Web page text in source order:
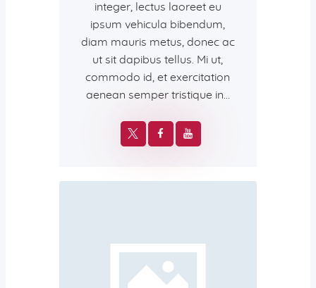
integer, lectus laoreet eu
ipsum vehicula bibendum,
diam mauris metus, donec ac
ut sit dapibus tellus. Mi ut,
commodo id, et exercitation
aenean semper tristique in…